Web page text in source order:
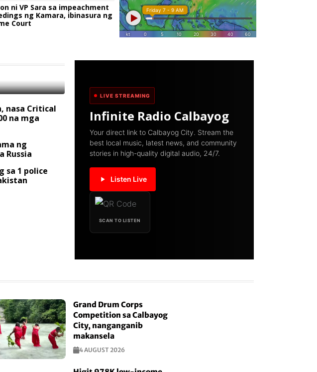
ni VP Sara sa impeachment
ng Kamara, ibinasura ng
Court
ng
at
nasa Critical
na mga
ng
Russia
sa 1 police
LIVE STREAMING
Infinite Radio Calbayog
Your direct link to Calbayog City. Stream the
best local music, latest news, and community
stories in high-quality digital audio, 24/7.
Listen Live
SCAN TO LISTEN
Grand Drum Corps
Competition sa Calbayog
City, nanganganib
makansela
4 AUGUST 2026